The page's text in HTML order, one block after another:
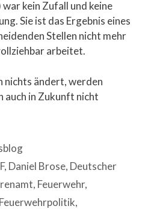
kein Zufall und keine
Sie ist das Ergebnis eines
Stellen nicht mehr
arbeitet.
nichts ändert, werden
auch in Zukunft nicht
, Daniel Brose, Deutscher
, Feuerwehr,
Feuerwehrpolitik,